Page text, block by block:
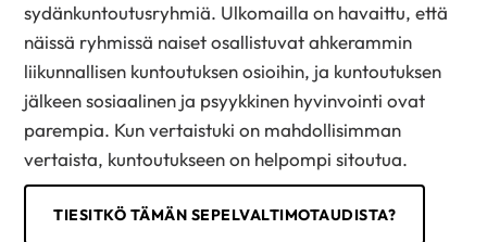
sydänkuntoutusryhmiä. Ulkomailla on havaittu, että
näissä ryhmissä naiset osallistuvat ahkerammin
liikunnallisen kuntoutuksen osioihin, ja kuntoutuksen
jälkeen sosiaalinen ja psyykkinen hyvinvointi ovat
parempia. Kun vertaistuki on mahdollisimman
vertaista, kuntoutukseen on helpompi sitoutua.
TIESITKÖ TÄMÄN SEPELVALTIMOTAUDISTA?